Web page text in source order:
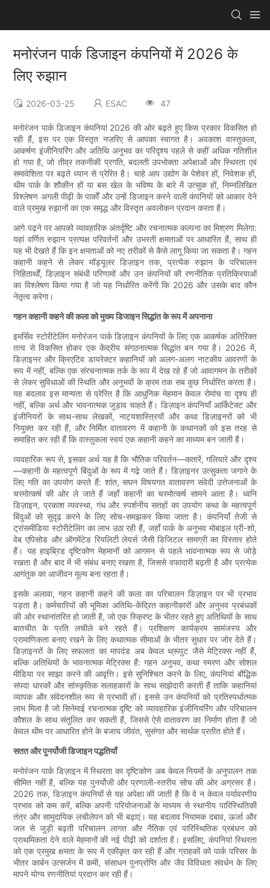
मनोरंजन पार्क डिजाइन कंपनियों में 2026 के
लिए रुझान
2026-03-25 ESAC 47
मनोरंजन पार्क डिजाइन कंपनियां 2026 की ओर बढ़ते हुए किस प्रकार विकसित हो
रही हैं, इस पर एक विस्तृत नज़रिए से आपका स्वागत है। अवकाश वास्तुकला,
आकर्षण इंजीनियरिंग और अतिथि अनुभव का परिदृश्य पहले से कहीं अधिक गतिशील
हो गया है, जो तीव्र तकनीकी प्रगति, बदलती उपभोक्ता अपेक्षाओं और स्थिरता एवं
समावेशिता पर बढ़ते ध्यान से प्रेरित है। चाहे आप उद्योग के पेशेवर हों, निवेशक हों,
थीम पार्क के शौकीन हों या बस खेल के भविष्य के बारे में उत्सुक हों, निम्नलिखित
विश्लेषण अगली पीढ़ी के पार्कों और उन्हें डिजाइन करने वाली कंपनियों को आकार देने
वाले प्रमुख रुझानों का एक समृद्ध और विस्तृत अवलोकन प्रदान करता है।
आगे पढ़ने पर आपको व्यावहारिक अंतर्दृष्टि और रचनात्मक कल्पना का मिश्रण मिलेगा:
यहां वर्णित रुझान प्रत्यक्ष परिवर्तनों और उभरती क्षमताओं पर आधारित हैं, साथ ही
यह भी देखते हैं कि इन क्षमताओं को नए तरीकों से कैसे लागू किया जा सकता है। गहन
कहानी कहने से लेकर मॉड्यूलर डिज़ाइन तक, प्रत्येक रुझान के परिचालन
निहितार्थों, डिज़ाइन संबंधी परिणामों और उन कंपनियों की रणनीतिक प्रतिक्रियाओं
का विश्लेषण किया गया है जो यह निर्धारित करेंगी कि 2026 और उसके बाद कौन
नेतृत्व करेगा।
गहन कहानी कहने की कला को मुख्य डिजाइन सिद्धांत के रूप में अपनाना
इमर्सिव स्टोरीटेलिंग मनोरंजन पार्क डिज़ाइन कंपनियों के लिए एक आकर्षक अतिरिक्त
तत्व से विकसित होकर एक केंद्रीय संगठनात्मक सिद्धांत बन गया है। 2026 में,
डिज़ाइनर और क्रिएटिव डायरेक्टर कहानियों को अलग-अलग नाटकीय आवरणों के
रूप में नहीं, बल्कि एक संरचनात्मक तर्क के रूप में देख रहे हैं जो आवागमन के तरीकों
से लेकर सुविधाओं की स्थिति और अनुभवों के क्रम तक सब कुछ निर्धारित करता है।
यह बदलाव इस मान्यता से प्रेरित है कि आधुनिक मेहमान केवल रोमांच या दृश्य ही
नहीं, बल्कि अर्थ और भावनात्मक जुड़ाव चाहते हैं। डिज़ाइन कंपनियाँ आर्किटेक्ट और
इंजीनियरों के साथ-साथ लेखकों, नाट्यशास्त्रियों और कथा डिज़ाइनरों को भी
नियुक्त कर रही हैं, और निर्मित वातावरण में कहानी के कथानकों को इस तरह से
समाहित कर रही हैं कि वास्तुकला स्वयं एक कहानी कहने का माध्यम बन जाती है।
व्यवहारिक रूप से, इसका अर्थ यह है कि भौतिक परिवर्तन—कतारें, गलियारे और दृश्य
—कहानी के महत्वपूर्ण बिंदुओं के रूप में गढ़े जाते हैं। डिज़ाइनर उत्सुकता जगाने के
लिए गति का उपयोग करते हैं: शांत, सघन विषयगत वातावरण संवेदी उत्तेजनाओं के
चरमोत्कर्ष की ओर ले जाते हैं जहाँ कहानी का चरमोत्कर्ष सामने आता है। ध्वनि
डिज़ाइन, प्रकाश व्यवस्था, गंध और स्पर्शनीय सतहों का उपयोग कथा के महत्वपूर्ण
बिंदुओं को सुदृढ़ करने के लिए सोच-समझकर किया जाता है। कंपनियाँ तेजी से
ट्रांसमीडिया स्टोरीटेलिंग का लाभ उठा रही हैं, जहाँ पार्क के अनुभव मोबाइल प्री-शो,
वेब एपिसोड और ऑगमेंटेड रियलिटी लेयर्स जैसी डिजिटल सामग्री का विस्तार होते
हैं। यह हाइब्रिड दृष्टिकोण मेहमानों को आगमन से पहले भावनात्मक रूप से जोड़े
रखता है और बाद में भी संबंध बनाए रखता है, जिससे वफादारी बढ़ती है और प्रत्येक
आगंतुक का आजीवन मूल्य बना रहता है।
इसके अलावा, गहन कहानी कहने की कला का परिचालन डिज़ाइन पर भी प्रभाव
पड़ता है। कर्मचारियों की भूमिका अतिथि-केंद्रित कहानीकारों और अनुभव प्रबंधकों
की ओर स्थानांतरित हो जाती है, जो एक स्क्रिप्ट के भीतर रहते हुए अतिथियों के साथ
बातचीत के प्रति लचीले बने रहते हैं। प्रशिक्षण कार्यक्रम सामंजस्य और
प्रामाणिकता बनाए रखने के लिए कथात्मक सीमाओं के भीतर सुधार पर जोर देते हैं।
डिज़ाइनरों के लिए सफलता का मापदंड अब केवल थ्रूपुट जैसे मेट्रिक्स नहीं हैं,
बल्कि अतिथियों के भावनात्मक मेट्रिक्स हैं: गहन अनुभव, कथा स्मरण और सोशल
मीडिया पर साझा करने की आवृत्ति। इसे सुनिश्चित करने के लिए, कंपनियां बौद्धिक
संपदा धारकों और सांस्कृतिक सलाहकारों के साथ साझेदारी करती हैं ताकि कहानियां
व्यापक और संवेदनशील रूप से प्रभावी हों। इससे उन कंपनियों को प्रतिस्पर्धात्मक
लाभ मिला है जो सिनेमाई रचनात्मक दृष्टि को व्यावहारिक इंजीनियरिंग और परिचालन
कौशल के साथ संतुलित कर सकती हैं, जिससे ऐसे वातावरण का निर्माण होता है जो
केवल थीम पर आधारित होने के बजाय जीवंत, सुसंगत और सार्थक प्रतीत होते हैं।
सतत और पुनर्योजी डिजाइन पद्धतियाँ
मनोरंजन पार्क डिज़ाइन में स्थिरता का दृष्टिकोण अब केवल नियमों के अनुपालन तक
सीमित नहीं है, बल्कि यह पुनर्योजी और प्रणाली-स्तरीय सोच की ओर अग्रसर है।
2026 तक, डिज़ाइन कंपनियों से यह अपेक्षा की जाती है कि वे न केवल पर्यावरणीय
प्रभाव को कम करें, बल्कि अपनी परियोजनाओं के माध्यम से स्थानीय पारिस्थितिकी
तंत्र और सामुदायिक लचीलेपन को भी बढ़ाएं। यह बदलाव नियामक दबाव, ऊर्जा और
जल से जुड़ी बढ़ती परिचालन लागत और नैतिक एवं पारिस्थितिक प्रबंधन को
प्राथमिकता देने वाले मेहमानों की नई पीढ़ी को दर्शाता है। इसलिए, कंपनियां स्थिरता
को एक प्रमुख क्षमता के रूप में एकीकृत कर रही हैं और ग्राहकों को पार्क परिसर के
भीतर कार्बन उत्सर्जन में कमी, संसाधन पुनर्प्राप्ति और जैव विविधता संवर्धन के लिए
मापने योग्य रणनीतियां प्रदान कर रही हैं।